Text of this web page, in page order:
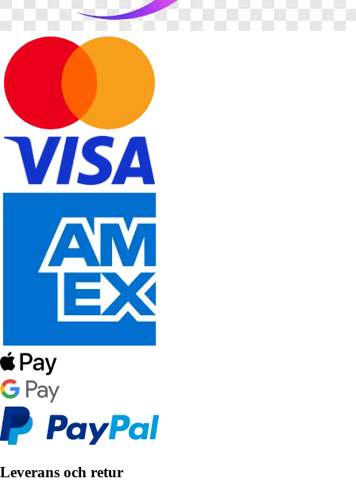
Leverans och retur